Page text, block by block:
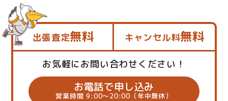
出張査定無料 キャンセル料無料
お気軽にお問い合わせください！
お電話で申し込み
営業時間 9:00～20:00（年中無休）